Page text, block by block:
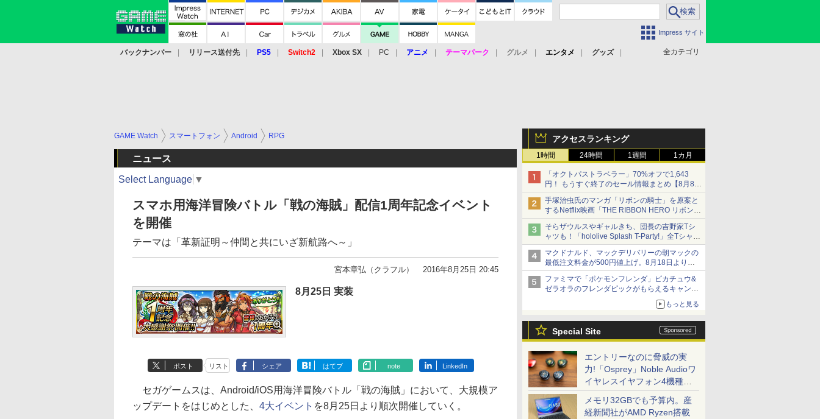
Impress サイト
全カテゴリ
バックナンバー リリース送付先 PS5 Switch2 Xbox SX PC アニメ テーマパーク グルメ エンタメ
グッズ
アクセスランキング
1時間 24時間 1週間 1カ月
「オクトパストラベラー」70%オフで1,643
円！ もうすぐ終了のセール情報まとめ【8月8日
更新】
ニンテンドーeショップでは「大神 絶景版」が
67%オフで990円
手塚治虫氏のマンガ「リボンの騎士」を原案と
するNetflix映画「THE RIBBON HERO リボンヒ
ーロー」本日配信開始
そらザウルスやギャルきち、団長の吉野家Tシ
ャツも！「hololive Splash T-Party!」全Tシャツ
ラインナップ公開＆オンライン販売開始
マクドナルド、マックデリバリーの朝マックの
最低注文料金が500円値上げ。8月18日より
1,500円から受付
ファミマで「ポケモンフレンダ」ピカチュウ&
ゼラオラのフレンダピックがもらえるキャンペ
もっと見る
Special Site
エントリーなのに脅威の実
力!「Osprey」Noble Audioワ
イヤレスイヤフォン4機種を
一気に聴く
メモリ32GBでも予算内。産
経新聞社がAMD Ryzen搭載
GAME Watch スマートフォン Android RPG
ニュース
Select Language ▼
スマホ用海洋冒険バトル「戦の海賊」配信1周年記念イベント
を開催
テーマは「革新証明～仲間と共にいざ新航路へ～」
宮本章弘（クラフル） 2016年8月25日 20:45
8月25日 実装
ポスト リスト シェア はてブ note LinkedIn
セガゲームスは、Android/iOS用海洋冒険バトル「戦の海賊」において、大規模ア
ップデートをはじめとした、 4大イベント を8月25日より順次開催していく。